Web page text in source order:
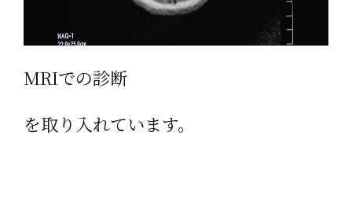
MRIでの診断
を取り入れています。